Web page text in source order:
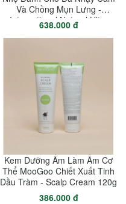
Và Chồng Mụn Lưng -
International Natural Ultra
Gentle Cleanser With
Ceramides 500ml
638.000 đ
Kem Dưỡng Ẩm Làm Ấm Cơ
Thể MooGoo Chiết Xuất Tinh
Dầu Tràm - Scalp Cream 120g
386.000 đ